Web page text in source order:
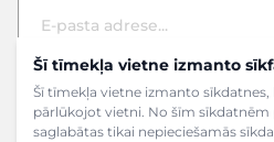
Šī tīmekļa vietne izmanto
Šī tīmekļa vietne izmanto sīkdatnes,
pārlūkojot vietni. No šīm
saglabātas tikai nepieciešamās
E-pasta adrese